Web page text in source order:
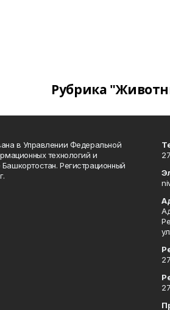
Рубрика
в Управлении Федеральной
технологий и
Регистрационный